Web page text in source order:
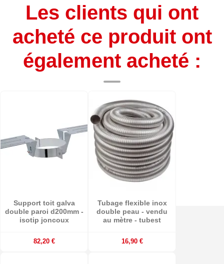
Les clients qui ont
acheté ce produit ont
également acheté :
Support toit galva
double paroi d200mm -
isotip joncoux
82,20 €
Tubage flexible inox
double peau - vendu
au mètre - tubest
16,90 €